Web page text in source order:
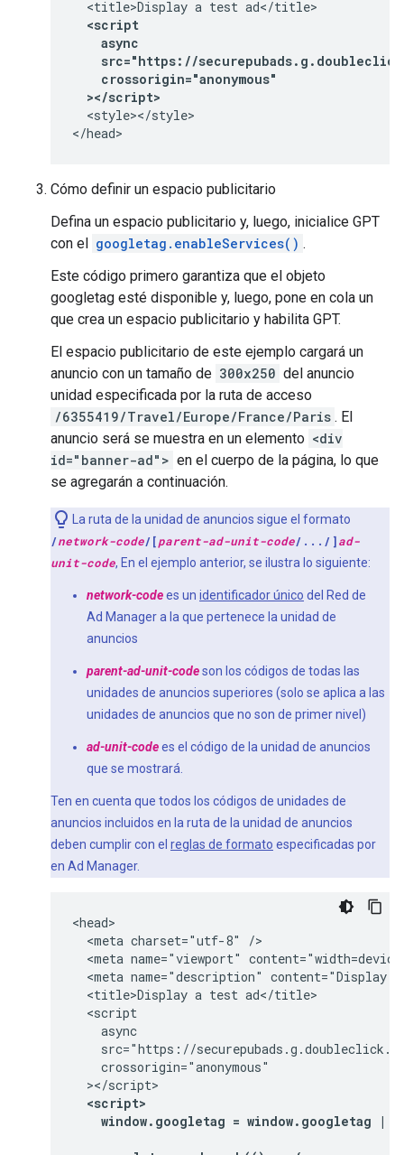
  <script
    async
src="https://
    crossorigin="anonymous"
  ></script>
  <style></style>
</head>
Cómo definir un espacio publicitario
Defina un espacio publicitario y, luego, inicialice GPT
con el googletag.enableServices() .
Este código primero garantiza que el objeto
googletag esté disponible y, luego, pone en cola un
que crea un espacio publicitario y habilita GPT.
El espacio publicitario de este ejemplo cargará un
anuncio con un tamaño de 300x250 del anuncio
unidad especificada por la ruta de acceso
/6355419/Travel/Europe/France/Paris . El
anuncio será se muestra en un elemento <div
id="banner-ad"> en el cuerpo de la página, lo que
se agregarán a continuación.
La ruta de la unidad de anuncios sigue el formato
/network-code/[parent-ad-unit-code/.../]ad-
unit-code, En el ejemplo anterior, se ilustra lo siguiente:
network-codees un identificador único del Red de
Ad Manager a la que pertenece la unidad de
anuncios
parent-ad-unit-codeson los códigos de todas las
unidades de anuncios superiores (solo se aplica a las
unidades de anuncios que no son de primer nivel)
ad-unit-codees el código de la unidad de anuncios
que se mostrará.
Ten en cuenta que todos los códigos de unidades de
anuncios incluidos en la ruta de la unidad de anuncios
deben cumplir con el reglas de formato especificadas por
en Ad Manager.
<head>
  <meta charset="utf-8" />
<meta name="viewport"
<meta name="description" content="Display
  <title>Display a test ad</title>
  <script
    async
src="https://
    crossorigin="anonymous"
  <script>
window.googletag = window.googletag ||